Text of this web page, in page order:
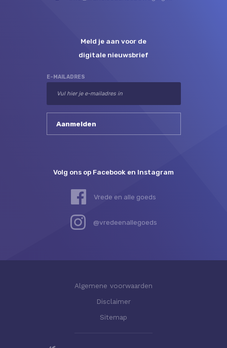
Meld je aan voor de
digitale nieuwsbrief
E-MAILADRES
Volg ons op Facebook en Instagram
Vrede en alle goeds
@vredeenallegoeds
Algemene voorwaarden
Disclaimer
Sitemap